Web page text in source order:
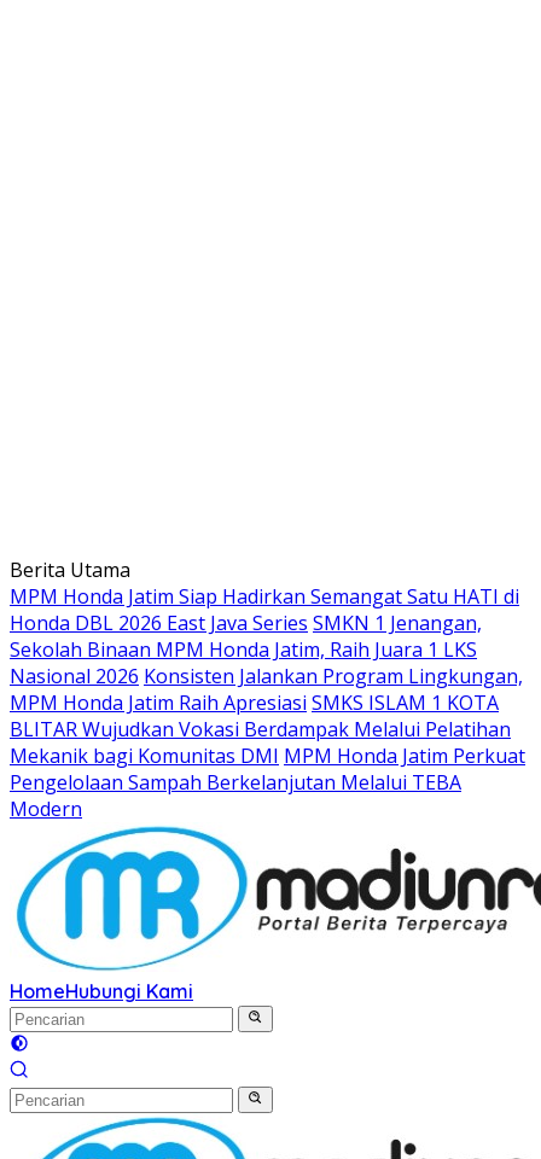
Langsung
ke
konten
Berita Utama
MPM Honda Jatim Siap Hadirkan Semangat Satu HATI di
Honda DBL 2026 East Java Series SMKN 1 Jenangan,
Sekolah Binaan MPM Honda Jatim, Raih Juara 1 LKS
Nasional 2026 Konsisten Jalankan Program Lingkungan,
MPM Honda Jatim Raih Apresiasi SMKS ISLAM 1 KOTA
BLITAR Wujudkan Vokasi Berdampak Melalui Pelatihan
Mekanik bagi Komunitas DMI MPM Honda Jatim Perkuat
Pengelolaan Sampah Berkelanjutan Melalui TEBA
Modern
HomeHubungi Kami